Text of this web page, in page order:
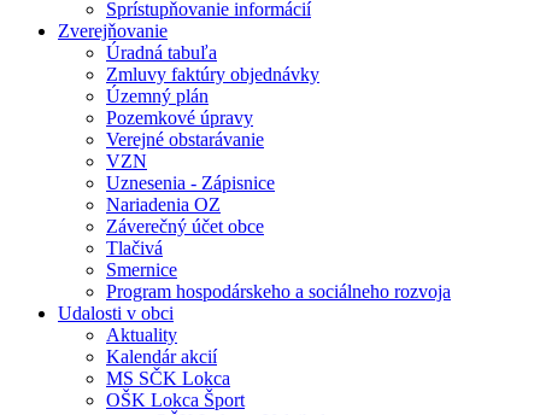
Sprístupňovanie informácií
Zverejňovanie
Úradná tabuľa
Zmluvy faktúry objednávky
Územný plán
Pozemkové úpravy
Verejné obstarávanie
VZN
Uznesenia - Zápisnice
Nariadenia OZ
Záverečný účet obce
Tlačivá
Smernice
Program hospodárskeho a sociálneho rozvoja
Udalosti v obci
Aktuality
Kalendár akcií
MS SČK Lokca
OŠK Lokca Šport